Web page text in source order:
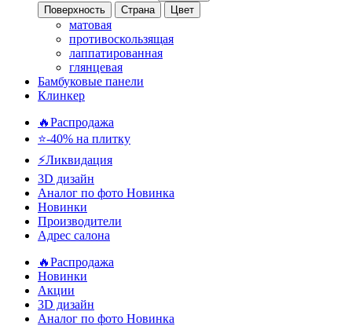
Поверхность Страна Цвет
матовая
противоскользящая
лаппатированная
глянцевая
Бамбуковые панели
Клинкер
🔥Распродажа
⭐-40% на плитку
⚡️Ликвидация
3D дизайн
Аналог по фото Новинка
Новинки
Производители
Адрес салона
🔥Распродажа
Новинки
Акции
3D дизайн
Аналог по фото Новинка